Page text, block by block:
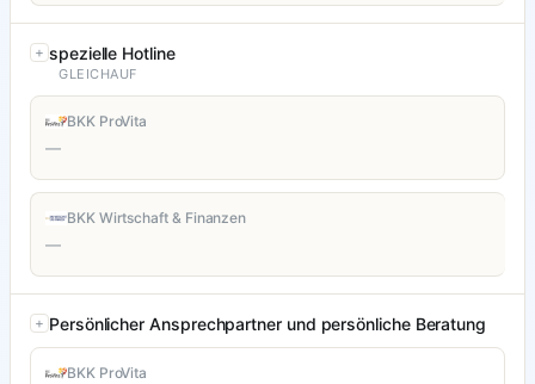
spezielle Hotline
GLEICHAUF
BKK ProVita
—
BKK Wirtschaft & Finanzen
—
Persönlicher Ansprechpartner und persönliche Beratung
BKK ProVita